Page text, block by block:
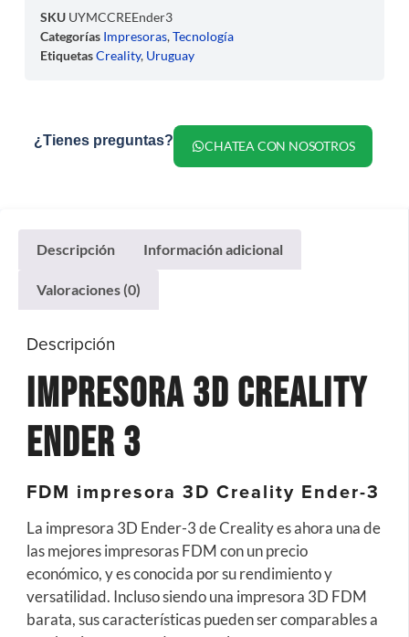
SKU UYMCCREEnder3
Categorías Impresoras,Tecnología
EtiquetasCreality, Uruguay
¿Tienes preguntas? CHATEA CON NOSOTROS
Descripción Información adicional
Valoraciones (0)
Descripción
Impresora 3D Creality
Ender 3
FDM impresora 3D Creality Ender-3
La impresora 3D Ender-3 de Creality es ahora una de
las mejores impresoras FDM con un precio
económico, y es conocida por su rendimiento y
versatilidad. Incluso siendo una impresora 3D FDM
barata, sus características pueden ser comparables a